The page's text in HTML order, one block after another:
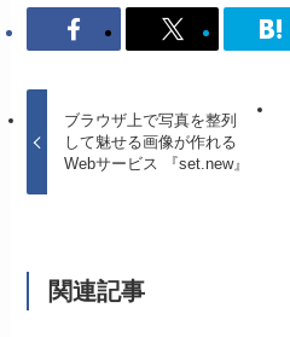
ブラウザ上で写真を整列
して魅せる画像が作れる
Webサービス 『set.new』
関連記事